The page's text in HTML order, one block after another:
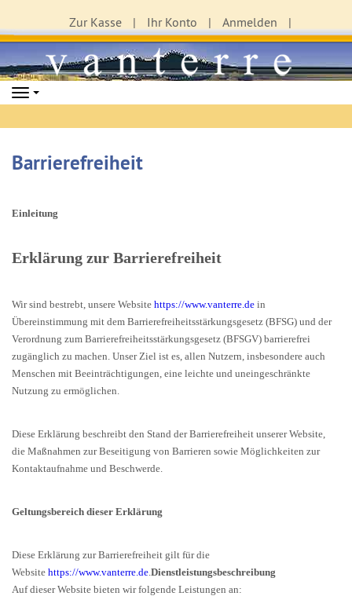
Zur Kasse Ihr Konto Anmelden
Navigation
Barrierefreiheit
Einleitung
Erklärung zur Barrierefreiheit
Wir sind bestrebt, unsere Website https://www.vanterre.de in
Übereinstimmung mit dem Barrierefreiheitsstärkungsgesetz (BFSG) und der
Verordnung zum Barrierefreiheitsstärkungsgesetz (BFSGV) barrierefrei
zugänglich zu machen. Unser Ziel ist es, allen Nutzern, insbesondere auch
Menschen mit Beeinträchtigungen, eine leichte und uneingeschränkte
Nutzung zu ermöglichen.
Diese Erklärung beschreibt den Stand der Barrierefreiheit unserer Website,
die Maßnahmen zur Beseitigung von Barrieren sowie Möglichkeiten zur
Kontaktaufnahme und Beschwerde.
Geltungsbereich dieser Erklärung
Diese Erklärung zur Barrierefreiheit gilt für die
Website https://www.vanterre.de.Dienstleistungsbeschreibung
Auf dieser Website bieten wir folgende Leistungen an: